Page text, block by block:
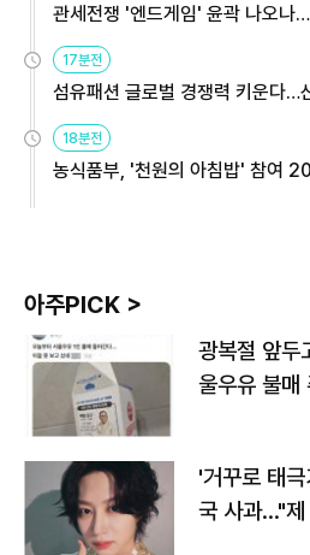
관세전쟁 '엔드게임' 윤곽 나오나
17분전
섬유패션 글로벌 경쟁력 키운다
18분전
농식품부, '천원의 아침밥' 참여
아주PICK >
광복절 앞두
울우유 불매
'거꾸로 태
국 사과…"제